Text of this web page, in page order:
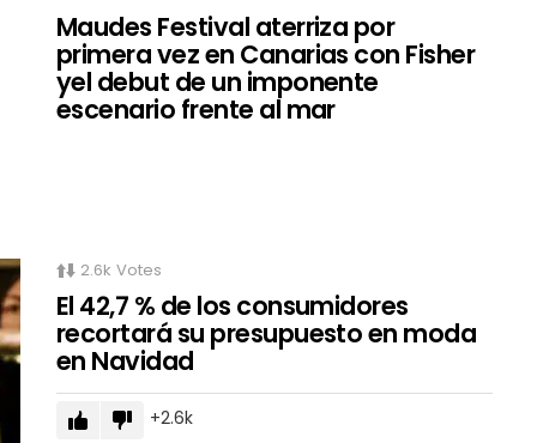
Maudes Festival aterriza por
primera vez en Canarias con Fisher
yel debut de un imponente
escenario frente al mar
2.6k Votes
El 42,7 % de los consumidores
recortará su presupuesto en moda
en Navidad
2.6k